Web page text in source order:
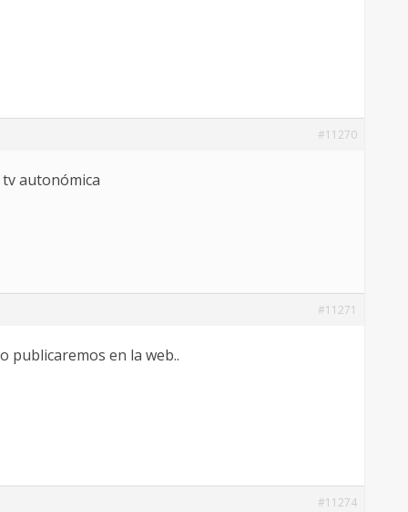
#11270
autonómica
#11271
publicaremos en la web..
#11274